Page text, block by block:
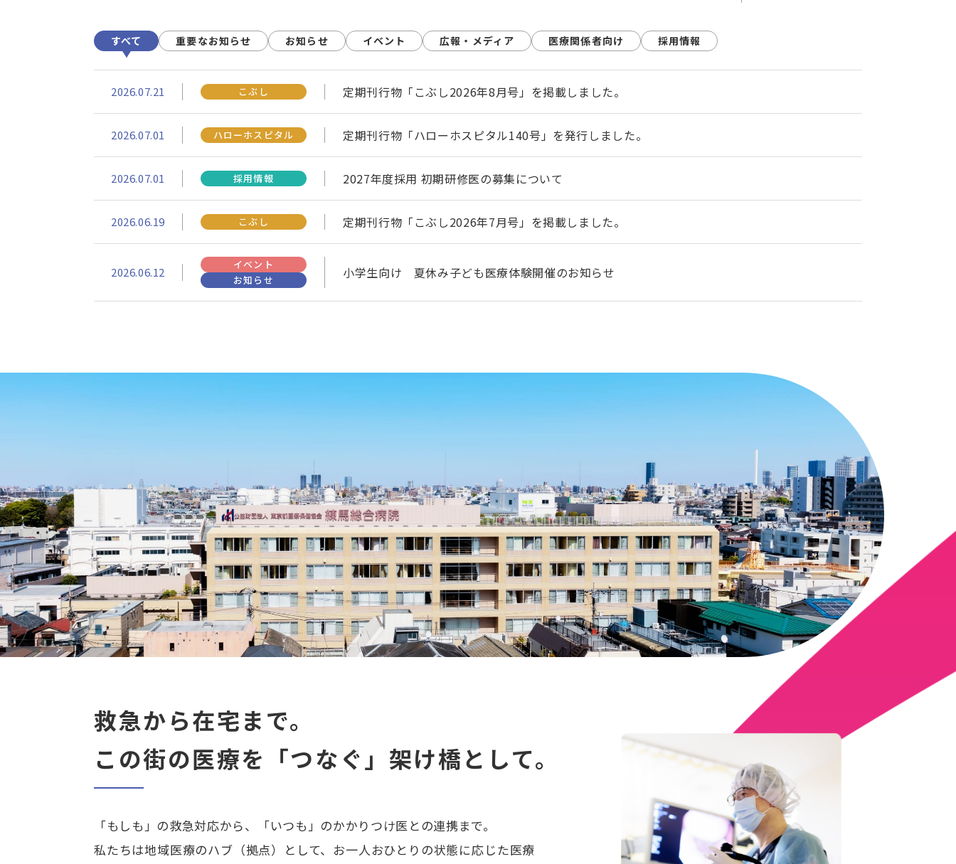
すべて 重要なお知らせ お知らせ イベント 広報・メディア 医療関係者向け 採用情報
2026.07.21 こぶし 定期刊行物「こぶし2026年8月号」を掲載しました。
2026.07.01 ハローホスピタル 定期刊行物「ハローホスピタル140号」を発行しました。
2026.07.01 採用情報 2027年度採用 初期研修医の募集について
2026.06.19 こぶし 定期刊行物「こぶし2026年7月号」を掲載しました。
2026.06.12
イベント
お知らせ
小学生向け 夏休み子ども医療体験開催のお知らせ
救急から在宅まで。
この街の医療を「つなぐ」 架け橋として。
「もしも」の救急対応から、「いつも」のかかりつけ医との連携まで。
私たちは地域医療のハブ（拠点）として、お一人おひとりの状態に応じた医療